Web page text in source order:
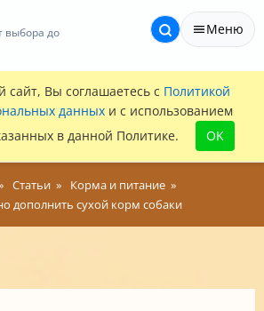
выбора до
Меню
Вы соглашаетесь с Политикой
данных и с использованием
в данной Политике.
OK
Статьи
Корма и питание
дополнить сухой корм собаки